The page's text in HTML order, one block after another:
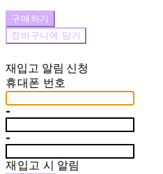
구매하기
장바구니에 담기
재입고 알림 신청
휴대폰 번호
-
-
재입고 시 알림